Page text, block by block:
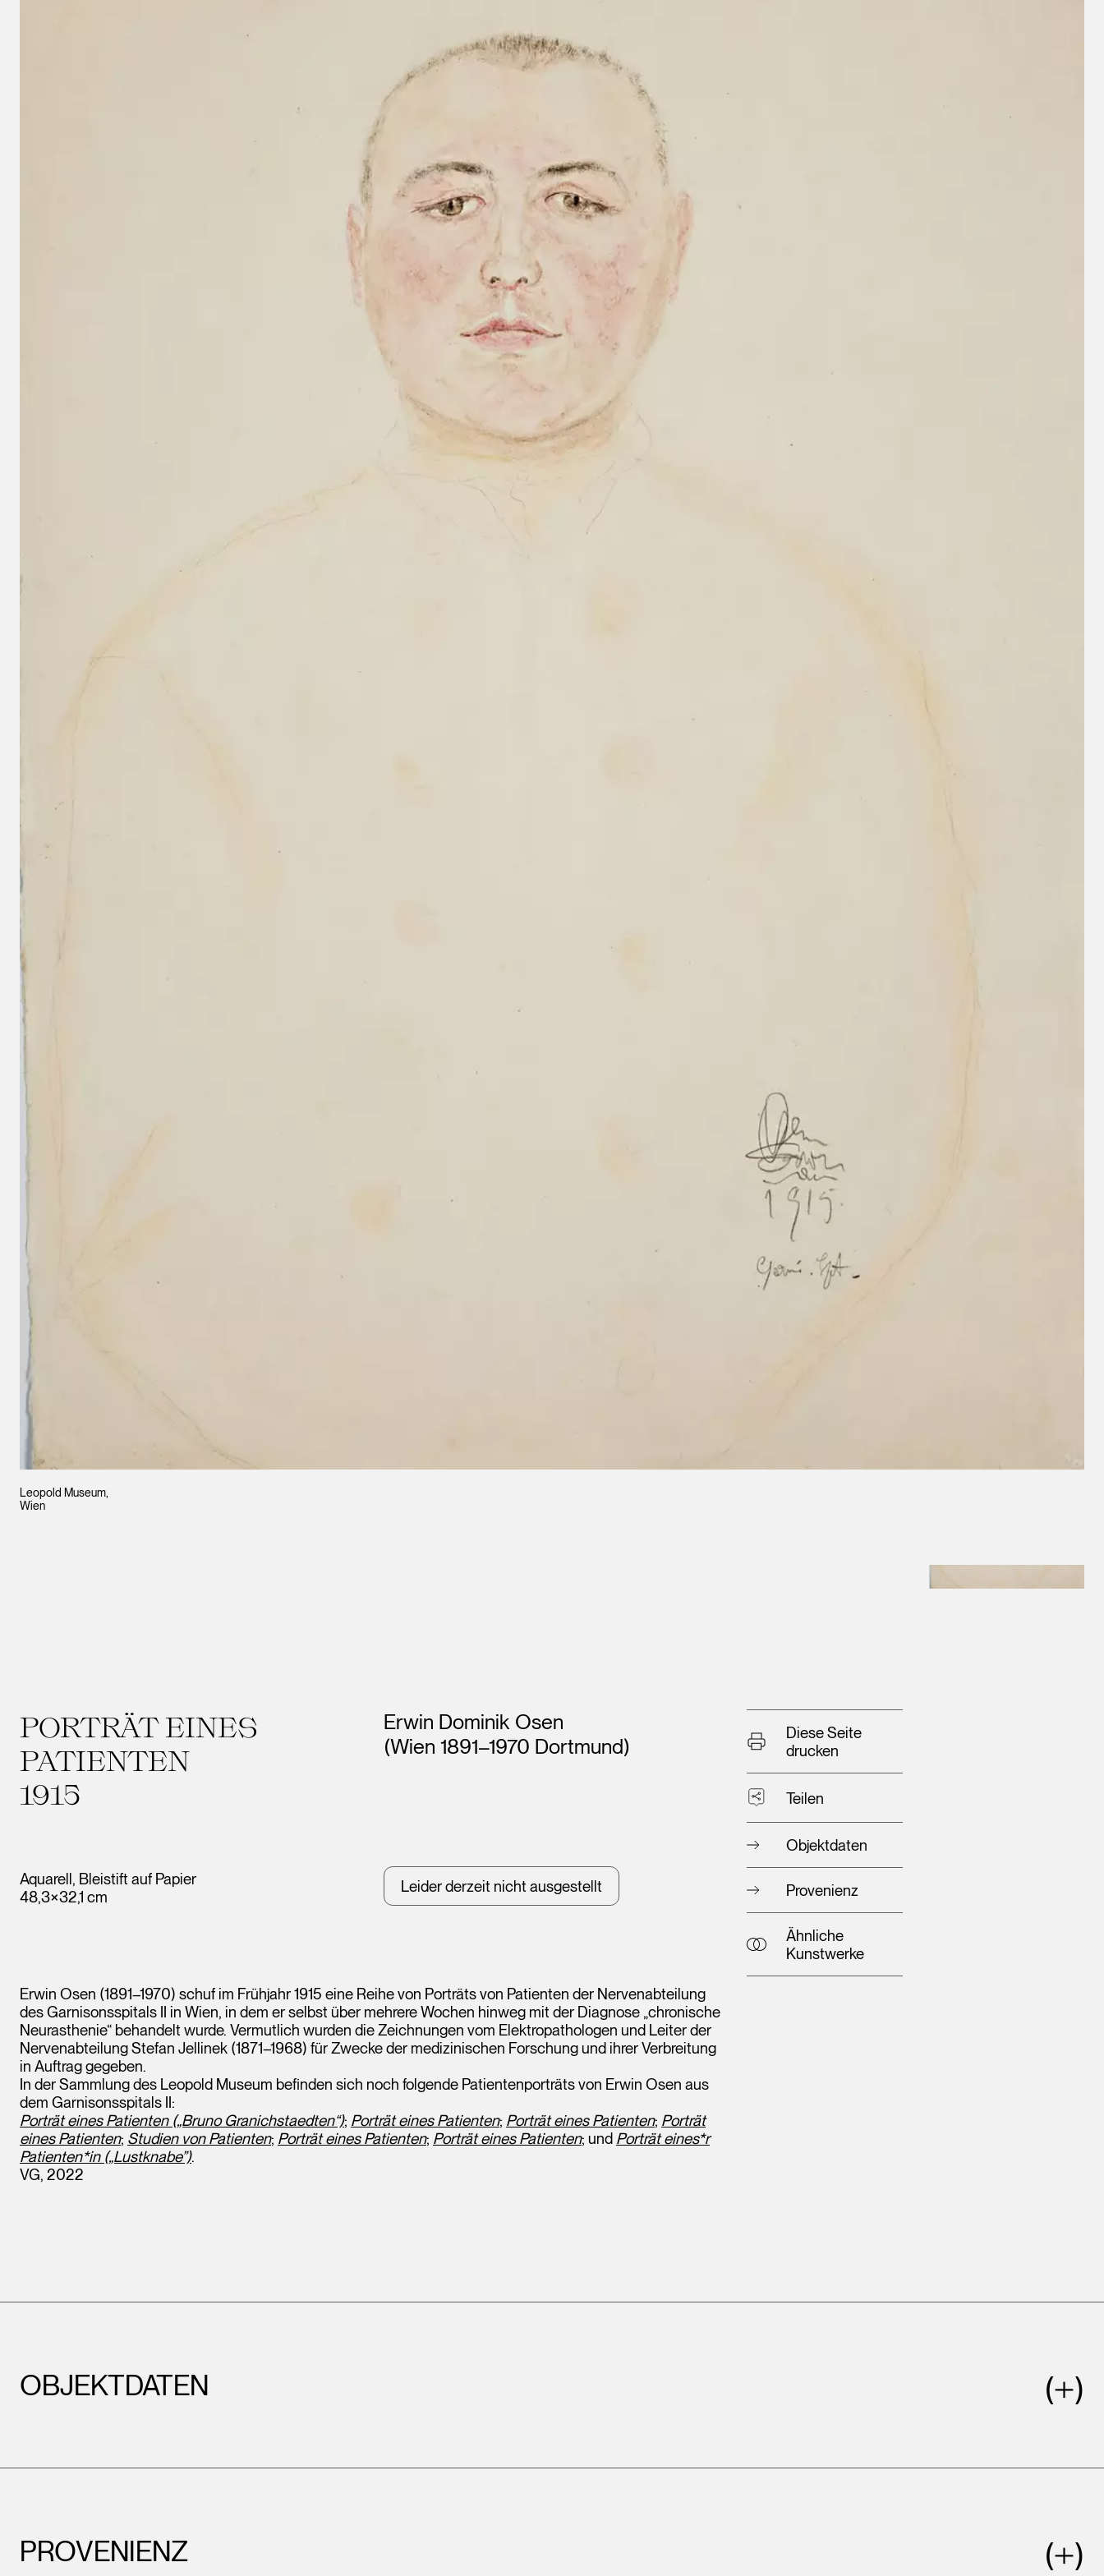
Leopold Museum,
Wien
PORTRÄT EINES
PATIENTEN
1915
Aquarell, Bleistift auf Papier
48,3×32,1 cm
Künstler*innen
Erwin Dominik Osen
(Wien 1891–1970 Dortmund)
Leider derzeit nicht ausgestellt
Diese Seite
drucken
Teilen
Objektdaten
Provenienz
Ähnliche
Kunstwerke
Erwin Osen (1891–1970) schuf im Frühjahr 1915 eine Reihe von Porträts von Patienten der Nervenabteilung
des Garnisonsspitals II in Wien, in dem er selbst über mehrere Wochen hinweg mit der Diagnose „chronische
Neurasthenie“ behandelt wurde. Vermutlich wurden die Zeichnungen vom Elektropathologen und Leiter der
Nervenabteilung Stefan Jellinek (1871–1968) für Zwecke der medizinischen Forschung und ihrer Verbreitung
in Auftrag gegeben.
In der Sammlung des Leopold Museum befinden sich noch folgende Patientenporträts von Erwin Osen aus
dem Garnisonsspitals II:
Porträt eines Patienten („Bruno Granichstaedten“); Porträt eines Patienten; Porträt eines Patienten; Porträt
eines Patienten; Studien von Patienten; Porträt eines Patienten; Porträt eines Patienten; und Porträt eines*r
Patienten*in („Lustknabe”).
VG, 2022
OBJEKTDATEN
PROVENIENZ